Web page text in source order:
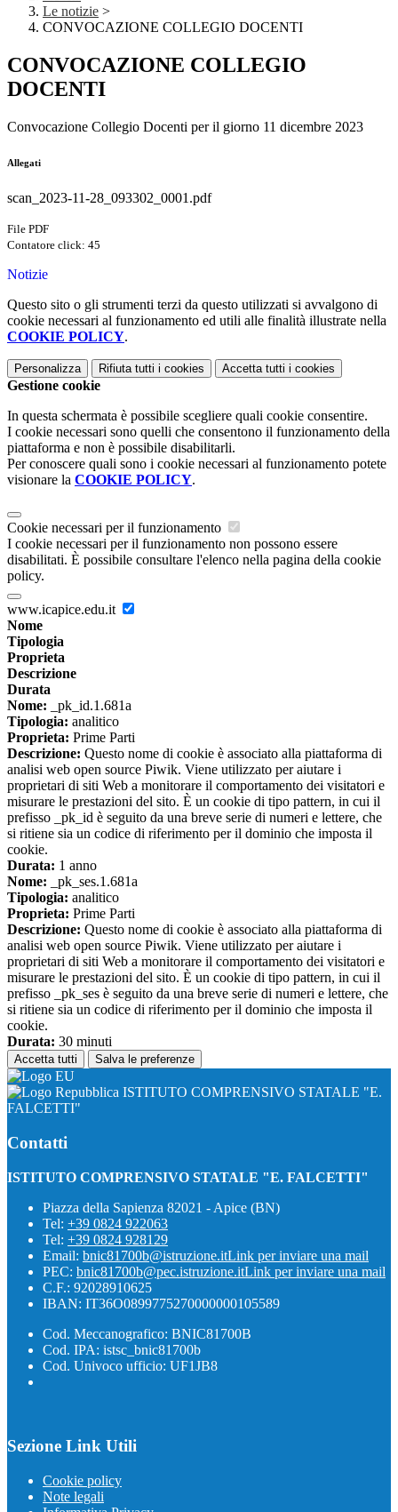
Le notizie >
CONVOCAZIONE COLLEGIO DOCENTI
CONVOCAZIONE COLLEGIO
DOCENTI
Convocazione Collegio Docenti per il giorno 11 dicembre 2023
Allegati
scan_2023-11-28_093302_0001.pdf
File PDF
Contatore click: 45
Notizie
Questo sito o gli strumenti terzi da questo utilizzati si avvalgono di
cookie necessari al funzionamento ed utili alle finalità illustrate nella
COOKIE POLICY.
Personalizza Rifiuta tutti i cookies Accetta tutti i cookies
Gestione cookie
In questa schermata è possibile scegliere quali cookie consentire.
I cookie necessari sono quelli che consentono il funzionamento della
piattaforma e non è possibile disabilitarli.
Per conoscere quali sono i cookie necessari al funzionamento potete
visionare la COOKIE POLICY.
Cookie necessari per il funzionamento
I cookie necessari per il funzionamento non possono essere
disabilitati. È possibile consultare l'elenco nella pagina della cookie
policy.
www.icapice.edu.it
Nome
Tipologia
Proprieta
Descrizione
Durata
Nome: _pk_id.1.681a
Tipologia: analitico
Proprieta: Prime Parti
Descrizione: Questo nome di cookie è associato alla piattaforma di
analisi web open source Piwik. Viene utilizzato per aiutare i
proprietari di siti Web a monitorare il comportamento dei visitatori e
misurare le prestazioni del sito. È un cookie di tipo pattern, in cui il
prefisso _pk_id è seguito da una breve serie di numeri e lettere, che
si ritiene sia un codice di riferimento per il dominio che imposta il
cookie.
Durata: 1 anno
Nome: _pk_ses.1.681a
Tipologia: analitico
Proprieta: Prime Parti
Descrizione: Questo nome di cookie è associato alla piattaforma di
analisi web open source Piwik. Viene utilizzato per aiutare i
proprietari di siti Web a monitorare il comportamento dei visitatori e
misurare le prestazioni del sito. È un cookie di tipo pattern, in cui il
prefisso _pk_ses è seguito da una breve serie di numeri e lettere, che
si ritiene sia un codice di riferimento per il dominio che imposta il
cookie.
Durata: 30 minuti
Accetta tutti Salva le preferenze
ISTITUTO COMPRENSIVO STATALE "E.
FALCETTI"
Contatti
ISTITUTO COMPRENSIVO STATALE "E. FALCETTI"
Piazza della Sapienza 82021 - Apice (BN)
Tel: +39 0824 922063
Tel: +39 0824 928129
Email: bnic81700b@istruzione.itLink per inviare una mail
PEC: bnic81700b@pec.istruzione.itLink per inviare una mail
C.F.: 92028910625
IBAN: IT36O0899775270000000105589
Cod. Meccanografico: BNIC81700B
Cod. IPA: istsc_bnic81700b
Cod. Univoco ufficio: UF1JB8
Sezione Link Utili
Cookie policy
Note legali